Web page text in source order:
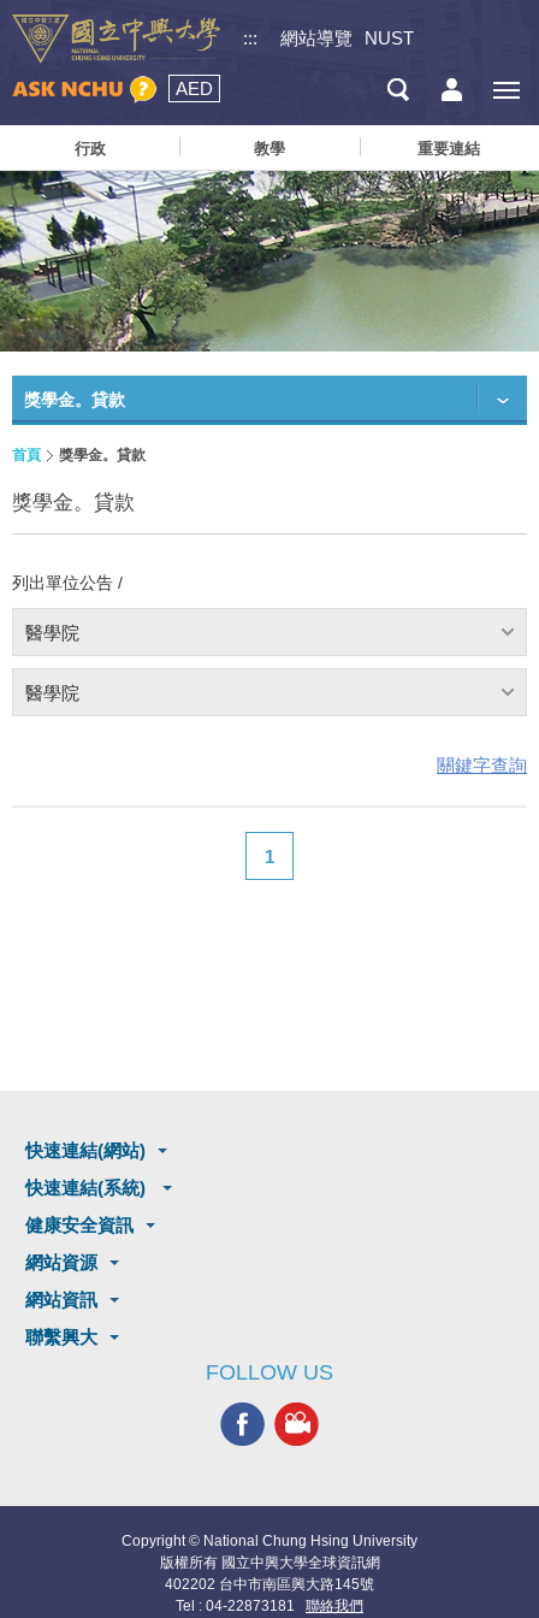
::: 網站導覽 NUST
AED
行政 教學 重要連結
獎學金。貸款
首頁 獎學金。貸款
獎學金。貸款
列出單位公告 /
醫學院
醫學院
關鍵字查詢
1
快速連結(網站)
快速連結(系統)
健康安全資訊
網站資源
網站資訊
聯繫興大
FOLLOW US
Copyright © National Chung Hsing University
版權所有 國立中興大學全球資訊網
402202 台中市南區興大路145號
Tel : 04-22873181 聯絡我們